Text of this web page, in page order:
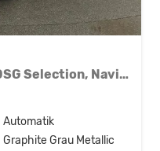
2.0 TDI 110 kW Selection DSG Selection, Navi, AHK, el. Klappe, 5-J Garantie
Automatik
Graphite Grau Metallic